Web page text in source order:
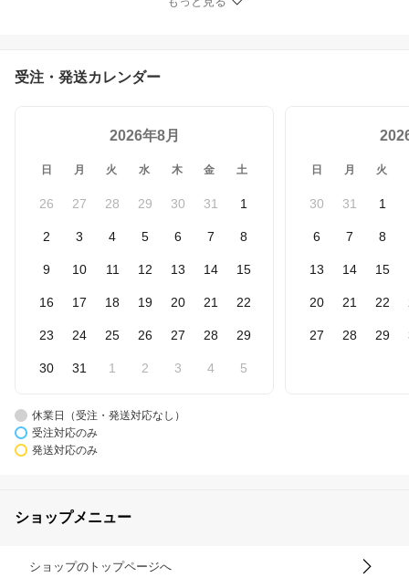
マー マグネット 磁石 キ
りやすい 霜山
受注・発送カレンダー
2026年8月
日 月 火 水 木 金 土
26 27 28 29 30 31 1
2 3 4 5 6 7 8
9 10 11 12 13 14 15
16 17 18 19 20 21 22
23 24 25 26 27 28 29
30 31 1 2 3 4 5
日 月 火
30 31 1
6 7 8
13 14 15
20 21 22
27 28 29
休業日（受注・発送対応なし）
受注対応のみ
発送対応のみ
ショップメニュー
ショップのトップページへ